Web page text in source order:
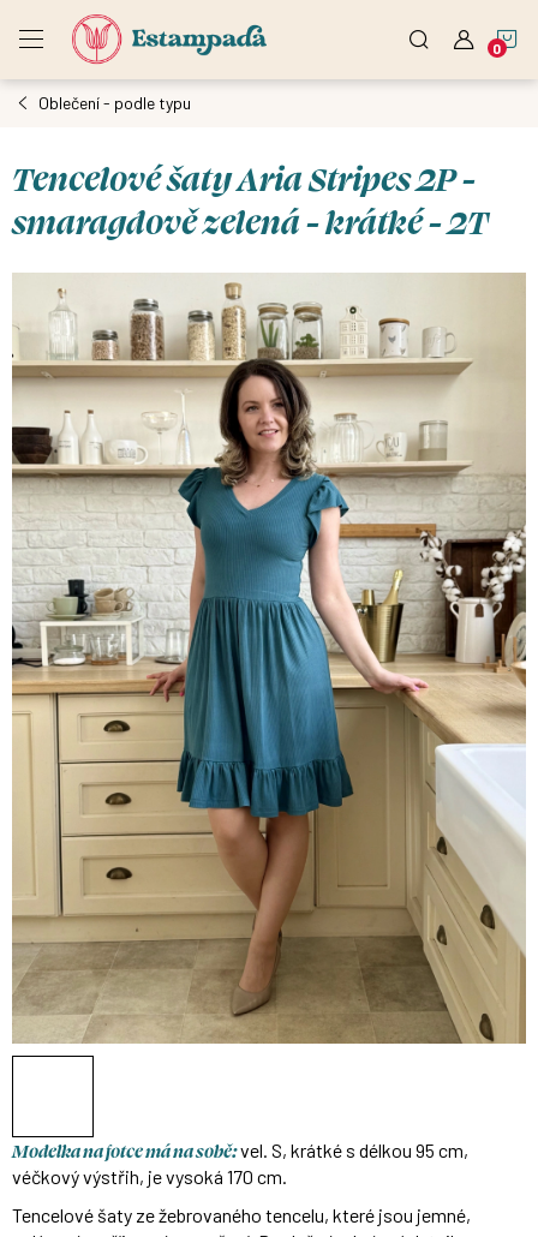
Oblečení - podle typu
Tencelové šaty Aria Stripes 2P -
smaragdově zelená - krátké - 2T
Modelka na fotce má na sobě:vel. S, krátké s délkou 95 cm,
véčkový výstřih, je vysoká 170 cm.
Tencelové šaty ze žebrovaného tencelu, které jsou jemné,